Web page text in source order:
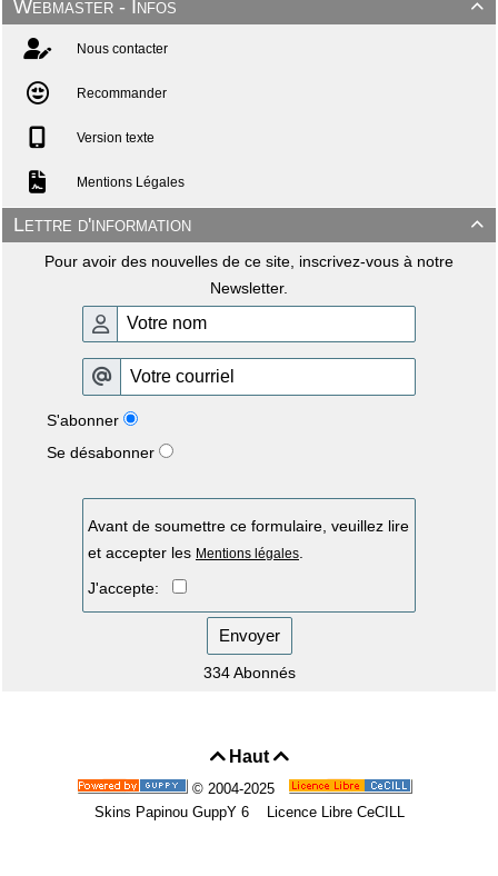

Webmaster - Infos
Nous contacter
Recommander
Version texte
Mentions Légales

Lettre d'information
Pour avoir des nouvelles de ce site, inscrivez-vous à notre
Newsletter.
S'abonner
Se désabonner
Avant de soumettre ce formulaire, veuillez lire
et accepter les Mentions légales
J'accepte:
Envoyer
334 Abonnés
Haut 
© 2004-2025
Skins Papinou GuppY 6
Licence Libre CeCILL